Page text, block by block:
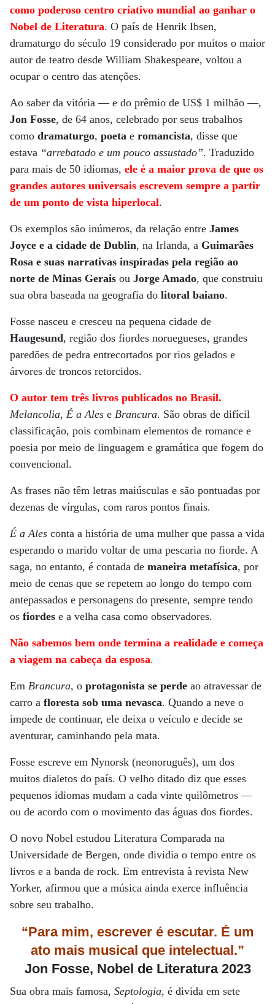
como poderoso centro criativo mundial ao ganhar o
Nobel de Literatura. O país de Henrik Ibsen,
dramaturgo do século 19 considerado por muitos o maior
autor de teatro desde William Shakespeare, voltou a
ocupar o centro das atenções.
Ao saber da vitória — e do prêmio de US$ 1 milhão —,
Jon Fosse, de 64 anos, celebrado por seus trabalhos
como dramaturgo, poeta e romancista, disse que
estava “arrebatado e um pouco assustado”. Traduzido
para mais de 50 idiomas, ele é a maior prova de que os
grandes autores universais escrevem sempre a partir
de um ponto de vista hiperlocal.
Os exemplos são inúmeros, da relação entre James
Joyce e a cidade de Dublin, na Irlanda, a Guimarães
Rosa e suas narrativas inspiradas pela região ao
norte de Minas Gerais ou Jorge Amado, que construiu
sua obra baseada na geografia do litoral baiano.
Fosse nasceu e cresceu na pequena cidade de
Haugesund, região dos fiordes noruegueses, grandes
paredões de pedra entrecortados por rios gelados e
árvores de troncos retorcidos.
O autor tem três livros publicados no Brasil.
Melancolia, É a Ales e Brancura. São obras de difícil
classificação, pois combinam elementos de romance e
poesia por meio de linguagem e gramática que fogem do
convencional.
As frases não têm letras maiúsculas e são pontuadas por
dezenas de vírgulas, com raros pontos finais.
É a Ales conta a história de uma mulher que passa a vida
esperando o marido voltar de uma pescaria no fiorde. A
saga, no entanto, é contada de maneira metafísica, por
meio de cenas que se repetem ao longo do tempo com
antepassados e personagens do presente, sempre tendo
os fiordes e a velha casa como observadores.
Não sabemos bem onde termina a realidade e começa
a viagem na cabeça da esposa.
Em Brancura, o protagonista se perde ao atravessar de
carro a floresta sob uma nevasca. Quando a neve o
impede de continuar, ele deixa o veículo e decide se
aventurar, caminhando pela mata.
Fosse escreve em Nynorsk (neonoruguês), um dos
muitos dialetos do país. O velho ditado diz que esses
pequenos idiomas mudam a cada vinte quilômetros —
ou de acordo com o movimento das águas dos fiordes.
O novo Nobel estudou Literatura Comparada na
Universidade de Bergen, onde dividia o tempo entre os
livros e a banda de rock. Em entrevista à revista New
Yorker, afirmou que a música ainda exerce influência
sobre seu trabalho.
“Para mim, escrever é escutar. É um
ato mais musical que intelectual.”
Jon Fosse, Nobel de Literatura 2023
Sua obra mais famosa, Septologia, é divida em sete